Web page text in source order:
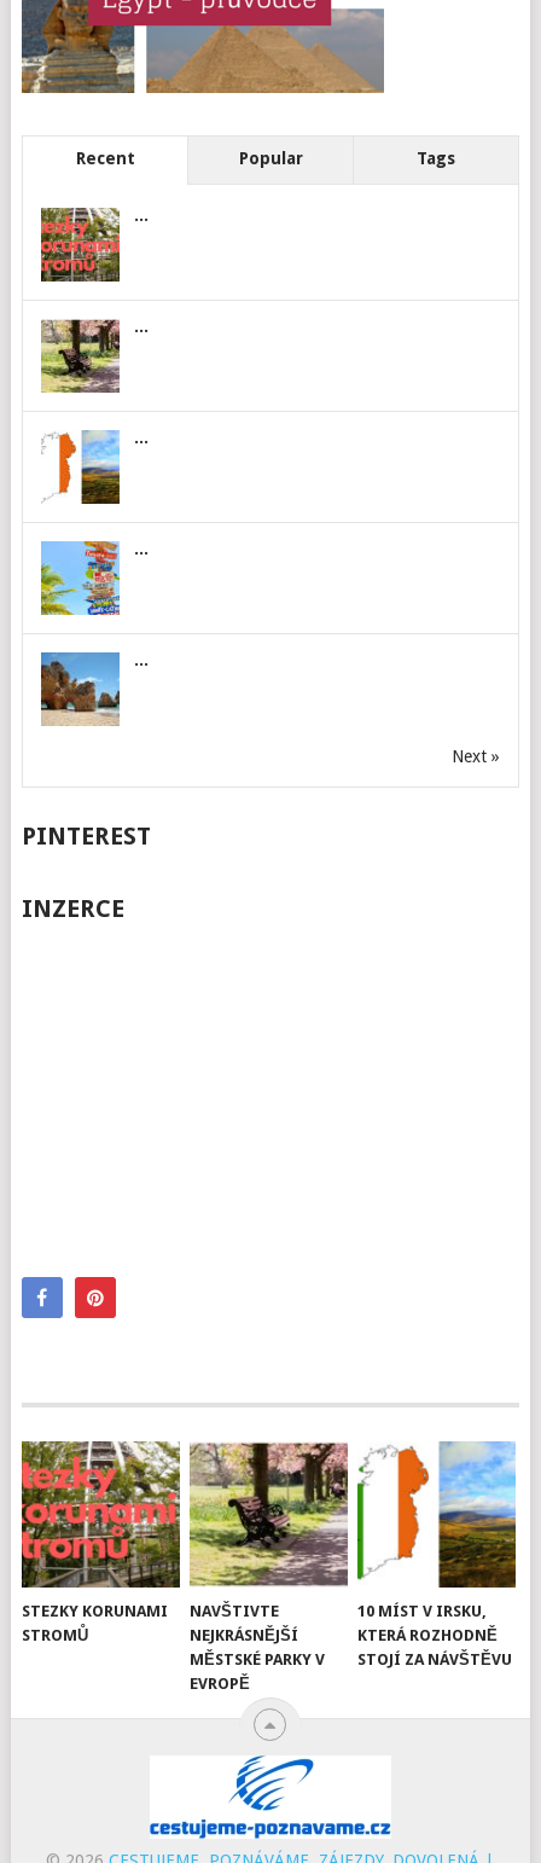
Recent Popular Tags
...
...
...
...
...
Next »
PINTEREST
INZERCE
STEZKY KORUNAMI
STROMŮ
NAVŠTIVTE
NEJKRÁSNĚJŠÍ
MĚSTSKÉ PARKY V
EVROPĚ
10 MÍST V IRSKU,
KTERÁ ROZHODNĚ
STOJÍ ZA NÁVŠTĚVU